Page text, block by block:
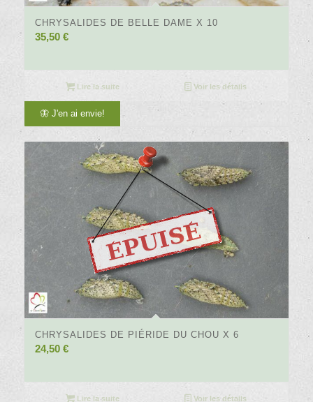
CHRYSALIDES DE BELLE DAME X 10
35,50 €
Lire la suite Voir les détails
🦋 J'en ai envie!
CHRYSALIDES DE PIÉRIDE DU CHOU X 6
24,50 €
Lire la suite Voir les détails